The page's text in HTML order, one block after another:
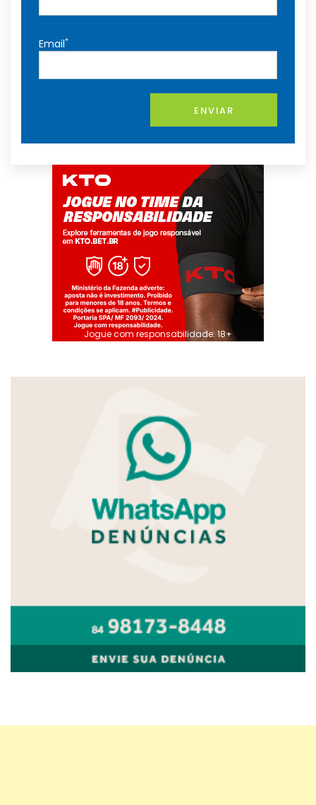
Email*
ENVIAR
Jogue com responsabilidade. 18+